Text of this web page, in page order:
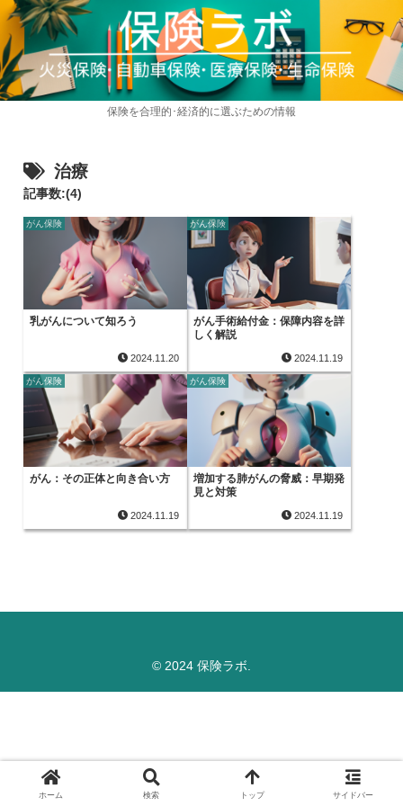
保険を合理的･経済的に選ぶための情報
治療
記事数:(4)
がん保険
乳がんについて知ろう
2024.11.20
がん保険
がん手術給付金：保障内容を詳
しく解説
2024.11.19
がん保険
がん：その正体と向き合い方
2024.11.19
がん保険
増加する肺がんの脅威：早期発
見と対策
2024.11.19
© 2024 保険ラボ.
ホーム 検索 トップ サイドバー